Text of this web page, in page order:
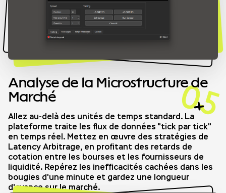
05
Analyse de la Microstructure de
Marché
Allez au-delà des unités de temps standard. La
plateforme traite les flux de données "tick par tick"
en temps réel. Mettez en œuvre des stratégies de
Latency Arbitrage, en profitant des retards de
cotation entre les bourses et les fournisseurs de
liquidité. Repérez les inefficacités cachées dans les
bougies d'une minute et gardez une longueur
d'avance sur le marché.